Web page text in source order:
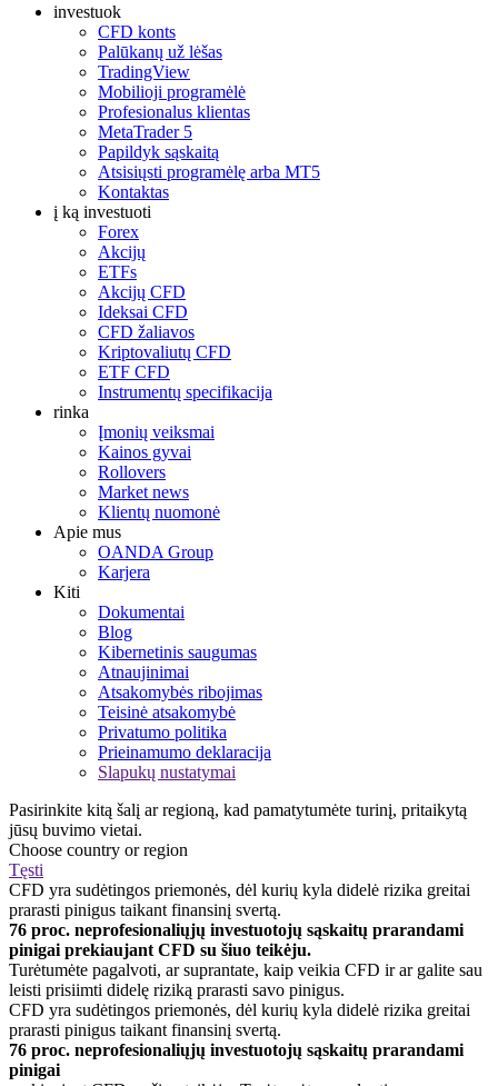
investuok
CFD konts
Palūkanų už lėšas
TradingView
Mobilioji programėlė
Profesionalus klientas
MetaTrader 5
Papildyk sąskaitą
Atsisiųsti programėlę arba MT5
Kontaktas
į ką investuoti
Forex
Akcijų
ETFs
Akcijų CFD
Ideksai CFD
CFD žaliavos
Kriptovaliutų CFD
ETF CFD
Instrumentų specifikacija
rinka
Įmonių veiksmai
Kainos gyvai
Rollovers
Market news
Klientų nuomonė
Apie mus
OANDA Group
Karjera
Kiti
Dokumentai
Blog
Kibernetinis saugumas
Atnaujinimai
Atsakomybės ribojimas
Teisinė atsakomybė
Privatumo politika
Prieinamumo deklaracija
Slapukų nustatymai
Pasirinkite kitą šalį ar regioną, kad pamatytumėte turinį, pritaikytą
jūsų buvimo vietai.
Choose country or region
Tęsti
CFD yra sudėtingos priemonės, dėl kurių kyla didelė rizika greitai
prarasti pinigus taikant finansinį svertą.
76 proc. neprofesionaliųjų investuotojų sąskaitų prarandami
pinigai prekiaujant CFD su šiuo teikėju.
Turėtumėte pagalvoti, ar suprantate, kaip veikia CFD ir ar galite sau
leisti prisiimti didelę riziką prarasti savo pinigus.
CFD yra sudėtingos priemonės, dėl kurių kyla didelė rizika greitai
prarasti pinigus taikant finansinį svertą.
76 proc. neprofesionaliųjų investuotojų sąskaitų prarandami
pinigai